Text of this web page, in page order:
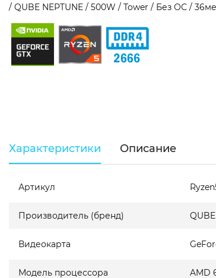
/ QUBE NEPTUNE / 500W / Tower / Без ОС /
Характеристики Описание
Артикул
Производитель (бренд) QUBE
Видеокарта
Модель процессора AMD